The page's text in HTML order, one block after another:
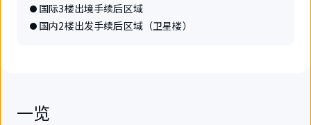
国际3楼出境手续后区域
国内2楼出发手续后区域（卫星楼）
一览